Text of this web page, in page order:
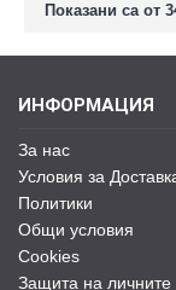
Показани са от
ИНФОРМАЦИЯ
За нас
Условия за
Политики
Общи условия
Cookies
Защита на личните